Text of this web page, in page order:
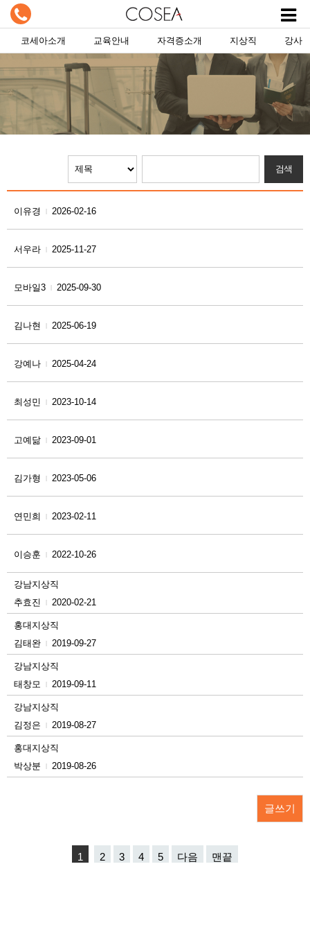
코세아소개 교육안내 자격증소개 지상직 강사
이유경 2026-02-16
서우라 2025-11-27
모바일3 2025-09-30
김나현 2025-06-19
강예나 2025-04-24
최성민 2023-10-14
고예닮 2023-09-01
김가형 2023-05-06
연민희 2023-02-11
이승훈 2022-10-26
강남지상직
추효진
2020-02-21
홍대지상직
김태완
2019-09-27
강남지상직
태창모
2019-09-11
강남지상직
김정은
2019-08-27
홍대지상직
박상분
2019-08-26
글쓰기
1 2 3 4 5 다음 맨끝